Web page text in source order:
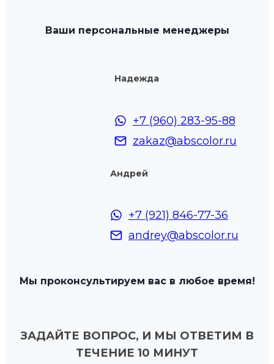
Ваши персональные менеджеры
Надежда
+7 (960) 283-95-88
zakaz@abscolor.ru
Андрей
+7 (921) 846-77-36
andrey@abscolor.ru
Мы проконсультируем вас в любое время!
ЗАДАЙТЕ ВОПРОС, И МЫ ОТВЕТИМ В
ТЕЧЕНИЕ 10 МИНУТ